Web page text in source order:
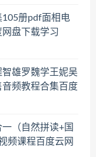
105册pdf面相电
盘下载学习
雄罗魏学王妮吴
频教程合集百度
（自然拼读+国
频课程百度云网